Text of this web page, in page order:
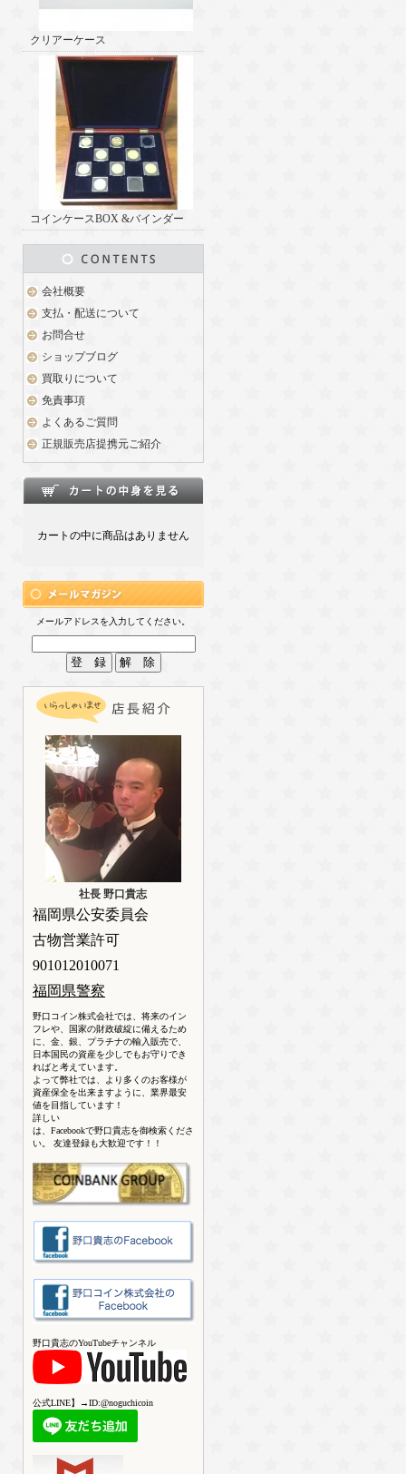
クリアーケース
コインケースBOX &バインダー
会社概要
支払・配送について
お問合せ
ショップブログ
買取りについて
免責事項
よくあるご質問
正規販売店提携元ご紹介
カートの中に商品はありません
メールアドレスを入力してください。
社長 野口貴志
福岡県公安委員会
古物営業許可
901012010071
福岡県警察
野口コイン株式会社では、将来のイン
フレや、国家の財政破綻に備えるため
に、金、銀、プラチナの輸入販売で、
日本国民の資産を少しでもお守りでき
ればと考えています。
よって弊社では、より多くのお客様が
資産保全を出来ますように、業界最安
値を目指しています！
詳しい
は、Facebookで野口貴志を御検索くださ
い。 友達登録も大歓迎です！！
野口貴志のYouTubeチャンネル
公式LINE】→ID:@noguchicoin